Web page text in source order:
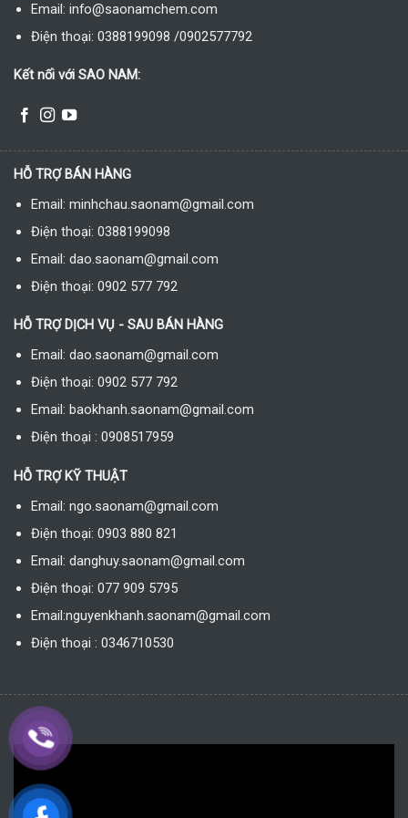
Email: info@saonamchem.com
Điện thoại: 0388199098 /0902577792
Kết nối với SAO NAM:
HỖ TRỢ BÁN HÀNG
Email: minhchau.saonam@gmail.com
Điện thoại: 0388199098
Email: dao.saonam@gmail.com
Điện thoại: 0902 577 792
HỖ TRỢ DỊCH VỤ - SAU BÁN HÀNG
Email: dao.saonam@gmail.com
Điện thoại: 0902 577 792
Email: baokhanh.saonam@gmail.com
Điện thoại : 0908517959
HỖ TRỢ KỸ THUẬT
Email: ngo.saonam@gmail.com
Điện thoại: 0903 880 821
Email: danghuy.saonam@gmail.com
Điện thoại: 077 909 5795
Email:nguyenkhanh.saonam@gmail.com
Điện thoại : 0346710530